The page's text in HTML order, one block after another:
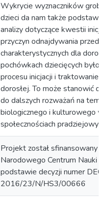
Wykrycie wyznaczników
dzieci da nam także podstawy
analizy dotyczące kwestii
przyczyn odnajdywania
charakterystycznych dla
pochówkach dziecięcych
procesu inicjacji i traktowanie
dorosłej. To może stanowić
do dalszych rozważań na
biologicznego i kulturowego w
społecznościach
Projekt został sfinansowany
Narodowego Centrum Nauki
podstawie decyzji numer DEC-
2016/23/N/HS3/00666